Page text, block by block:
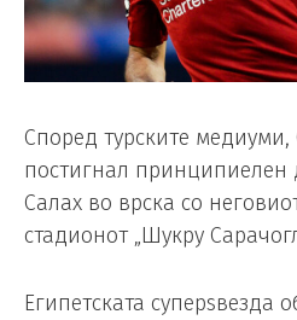
Според турските
постигнал принципиелен
Салах во врска со
стадионот „Шукру
Египетската суперѕвезда